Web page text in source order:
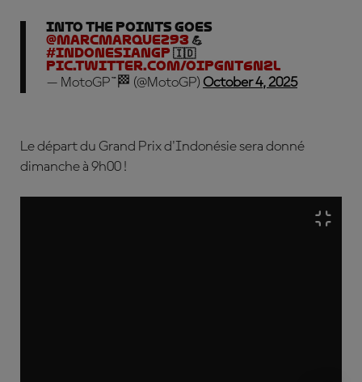
Into the points goes
@marcmarquez93 💪
#IndonesianGP 🇮🇩
pic.twitter.com/OipgnT6N2L
— MotoGP™🏁 (@MotoGP) October 4, 2025
Le départ du Grand Prix d'Indonésie sera donné
dimanche à 9h00 !